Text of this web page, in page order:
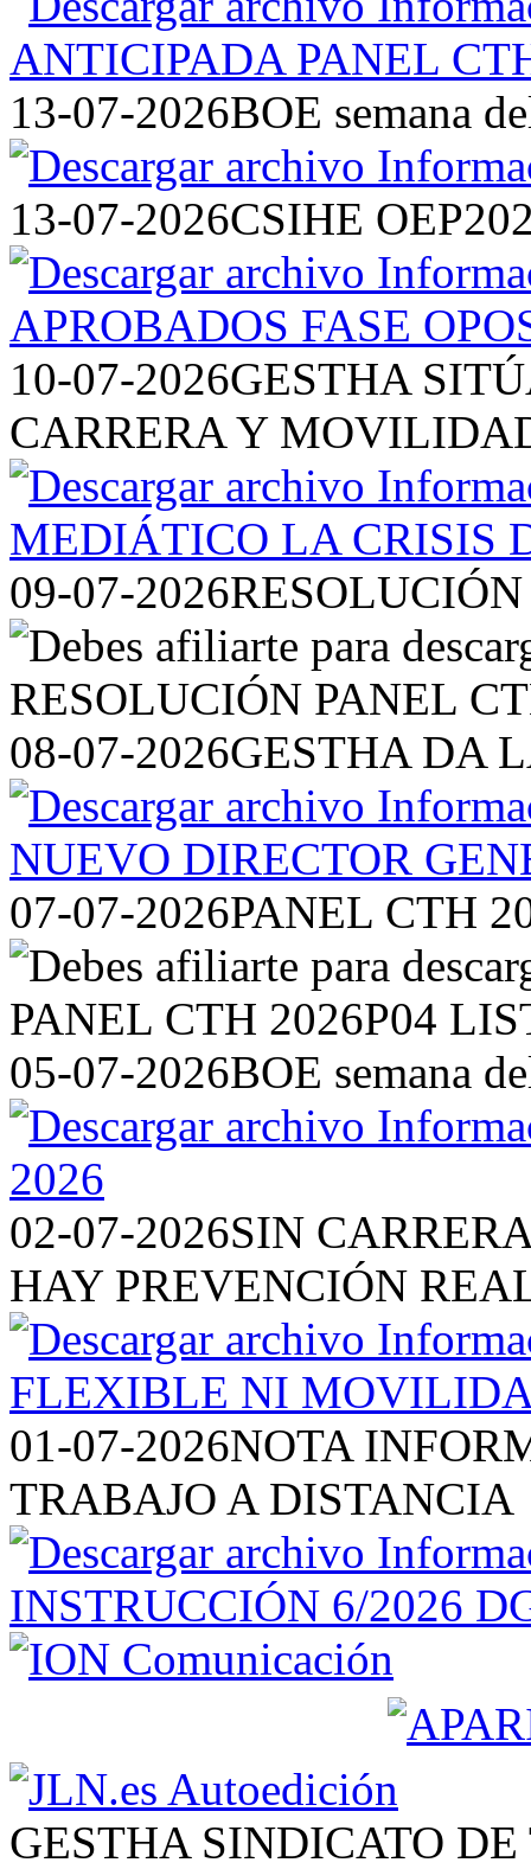
13-07-2026BOE semana
13-07-2026CSIHE
10-07-2026GESTHA
CARRERA Y
09-07-2026
08-07-2026GESTHA DA
07-07-2026PANEL CTH
05-07-2026BOE semana
02-07-2026SIN
HAY PREVENCIÓN
01-07-2026NOTA
TRABAJO A DISTANCIA
GESTHA SINDICATO